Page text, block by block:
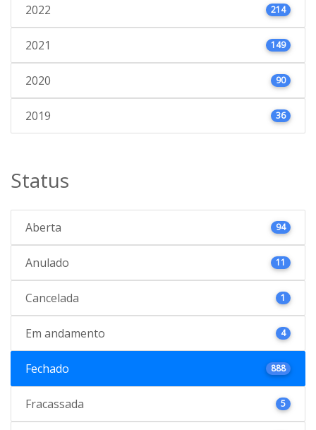
2022 214
2021 149
2020 90
2019 36
Status
Aberta 94
Anulado 11
Cancelada 1
Em andamento 4
Fechado 888
Fracassada 5